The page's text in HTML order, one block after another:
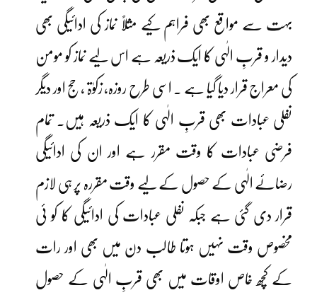
بہت سے مواقع بھی فراہم کیے مثلاً نماز کی ادائیگی بھی
دیدار و قربِ الٰہی کا ایک ذریعہ ہے اس لیے نماز کو مومن
کی معراج قرار دیا گیا ہے ۔ اسی طرح روزہ، زکوٰۃ ،حج اور دیگر
نفلی عبادات بھی قربِ الٰہی کا ایک ذریعہ ہیں۔ تمام
فرضی عبادات کا وقت مقرر ہے اور ان کی ادائیگی
رضائے الٰہی کے حصول کے لیے وقت مقررہ پر ہی لازم
قرار دی گئی ہے جبکہ نفلی عبادات کی ادائیگی کا کو ئی
مخصوص وقت نہیں ہوتا طالب دن میں بھی اور رات
کے کچھ خاص اوقات میں بھی قربِ الٰہی کے حصول